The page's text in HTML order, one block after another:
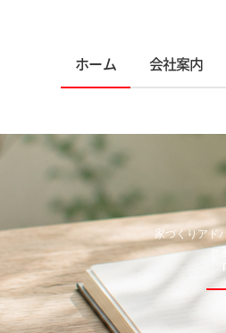
ホーム 会社案内
家づくりアド